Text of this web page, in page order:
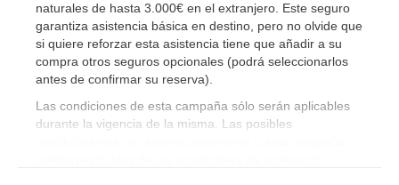
naturales de hasta 3.000€ en el extranjero. Este seguro
garantiza asistencia básica en destino, pero no olvide que
si quiere reforzar esta asistencia tiene que añadir a su
compra otros seguros opcionales (podrá seleccionarlos
antes de confirmar su reserva)
Las condiciones de esta campaña sólo serán aplicables
durante la vigencia de la misma. Las posibles